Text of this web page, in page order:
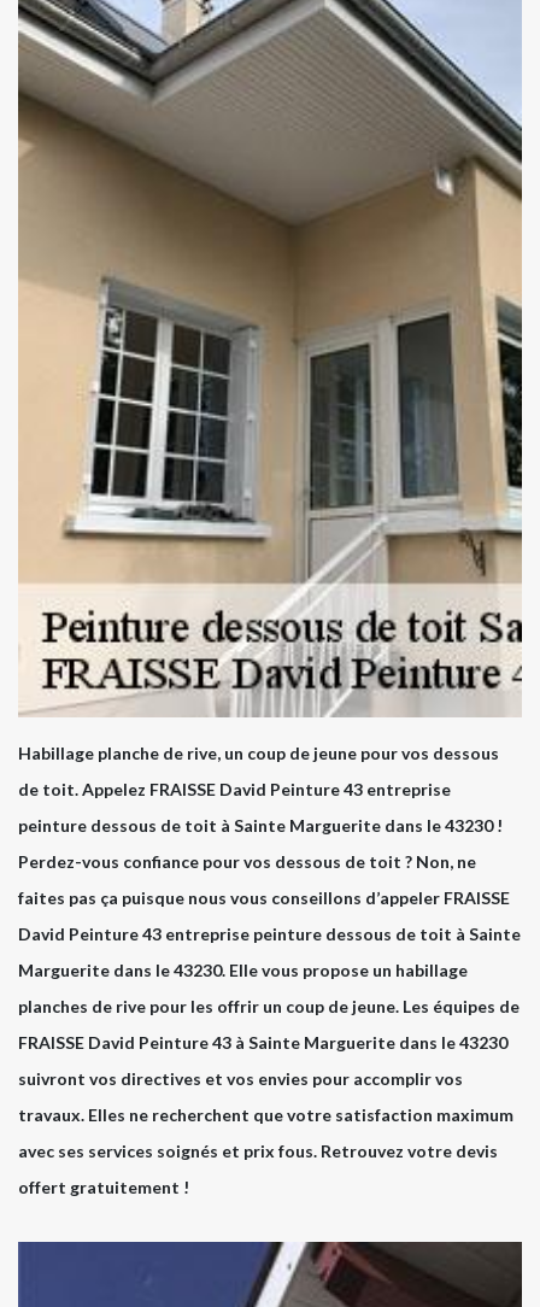
Habillage planche de rive, un coup de jeune pour vos dessous
de toit. Appelez FRAISSE David Peinture 43 entreprise
peinture dessous de toit à Sainte Marguerite dans le 43230 !
Perdez-vous confiance pour vos dessous de toit ? Non, ne
faites pas ça puisque nous vous conseillons d’appeler FRAISSE
David Peinture 43 entreprise peinture dessous de toit à Sainte
Marguerite dans le 43230. Elle vous propose un habillage
planches de rive pour les offrir un coup de jeune. Les équipes de
FRAISSE David Peinture 43 à Sainte Marguerite dans le 43230
suivront vos directives et vos envies pour accomplir vos
travaux. Elles ne recherchent que votre satisfaction maximum
avec ses services soignés et prix fous. Retrouvez votre devis
offert gratuitement !